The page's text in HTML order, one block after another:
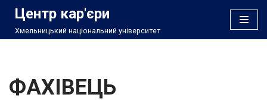
Перейти
Центр кар'єри
Хмельницький національний університет
ФАХІВЕЦЬ